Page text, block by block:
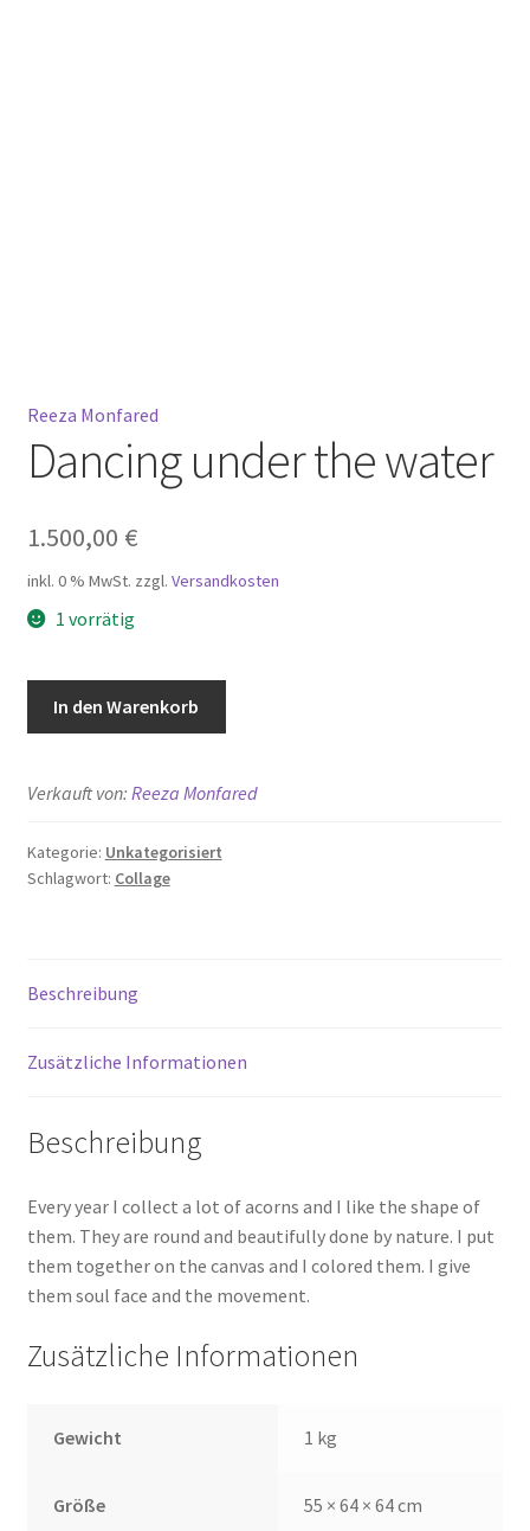
Reeza Monfared
Dancing under the water
1.500,00 €
inkl. 0 % MwSt. zzgl. Versandkosten
1 vorrätig
water
In den Warenkorb
Verkauft von: Reeza Monfared
Kategorie: Unkategorisiert
Schlagwort: Collage
Beschreibung
Zusätzliche Informationen
Beschreibung
Every year I collect a lot of acorns and I like the shape of
them. They are round and beautifully done by nature. I put
them together on the canvas and I colored them. I give
them soul face and the movement.
Zusätzliche Informationen
Gewicht 1 kg
Größe 55 × 64 × 64 cm